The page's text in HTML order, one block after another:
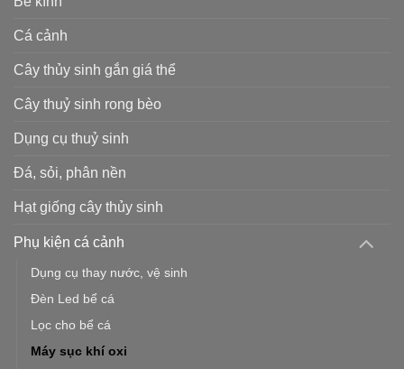
Cá cảnh
Cây thủy sinh gắn giá thể
Cây thuỷ sinh rong bèo
Dụng cụ thuỷ sinh
Đá, sỏi, phân nền
Hạt giống cây thủy sinh
Phụ kiện cá cảnh
Dụng cụ thay nước, vệ sinh
Đèn Led bể cá
Lọc cho bể cá
Máy sục khí oxi